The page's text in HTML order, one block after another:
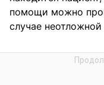
помощи можно
случае